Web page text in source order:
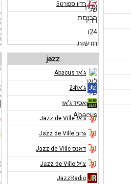
רדיו ספורט5
jazz
ג'אז Abacus
ג'אז24
אסיד ג'אז
ג'אז Jazz de Ville
גרוב Jazz de Ville
דאנס Jazz de Ville
צ'יל Jazz de Ville
JazzRadio